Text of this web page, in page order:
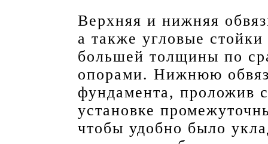
Верхняя и нижняя
а также угловые
большей толщины по
опорами. Нижнюю
фундамента, проложив
установке
чтобы удобно было